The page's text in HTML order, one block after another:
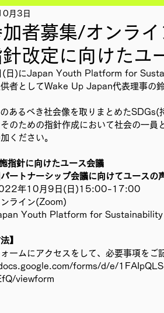
studytour YouthCan
セルフケアプロジェクト 教材開
っとアクション ことばのたまり場
会議 現地調査訪問
きる社会を育むプロジェクト 事務
加者募集/オンラ
改定に向けたユ
月3日
日)にJapan Youth Platform for
供者としてWake Up Japan代表理事の
あるべき社会像を取りまとめたSDGs(
のための指針作成において社会の一
ください。
指針に向けたユース会議
ートナーシップ会議に向けてユースの
年10月9日(日)15:00-17:00
ライン(Zoom)
Youth Platform for Sustainability
】
ォームにアクセスをして、必要事項をご
forms/d/e/
viewform